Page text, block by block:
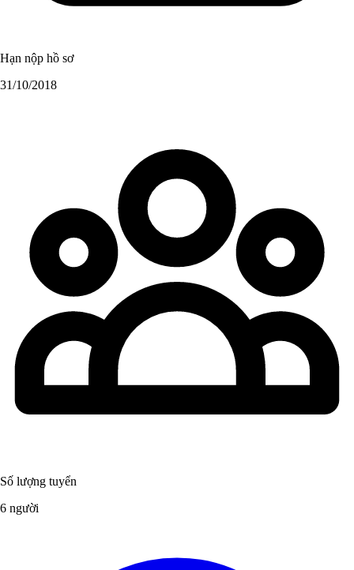
Hạn nộp hồ sơ
31/10/2018
Số lượng tuyển
6 người